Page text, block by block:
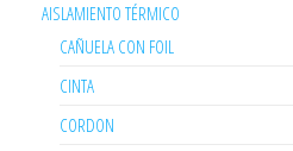
AISLAMIENTO TÉRMICO
CAÑUELA CON FOIL
CINTA
CORDON